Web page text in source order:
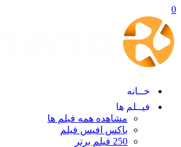
0
خــانه
فیــلم ها
مشاهده همه فیلم ها
باکس افیس فیلم
250 فیلم برتر